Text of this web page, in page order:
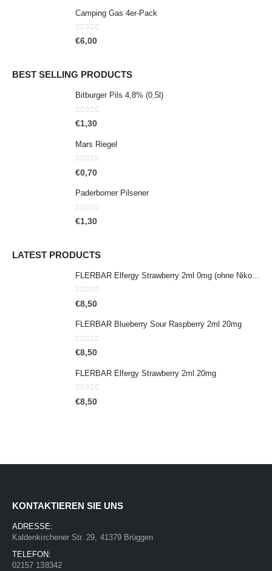
Camping Gas 4er-Pack
0out of 5
€6,00
BEST SELLING PRODUCTS
Bitburger Pils 4,8% (0,5l)
0 out of 5
€1,30
Mars Riegel
0 out of 5
€0,70
Paderborner Pilsener
0 out of 5
€1,30
LATEST PRODUCTS
0out of 5
€8,50
FLERBAR Blueberry Sour Raspberry 2ml 20mg
0out of 5
€8,50
FLERBAR Elfergy Strawberry 2ml 20mg
0out of 5
€8,50
KONTAKTIEREN SIE UNS
ADRESSE:
Kaldenkirchener Str. 29, 41379 Brüggen
TELEFON:
02157 138342